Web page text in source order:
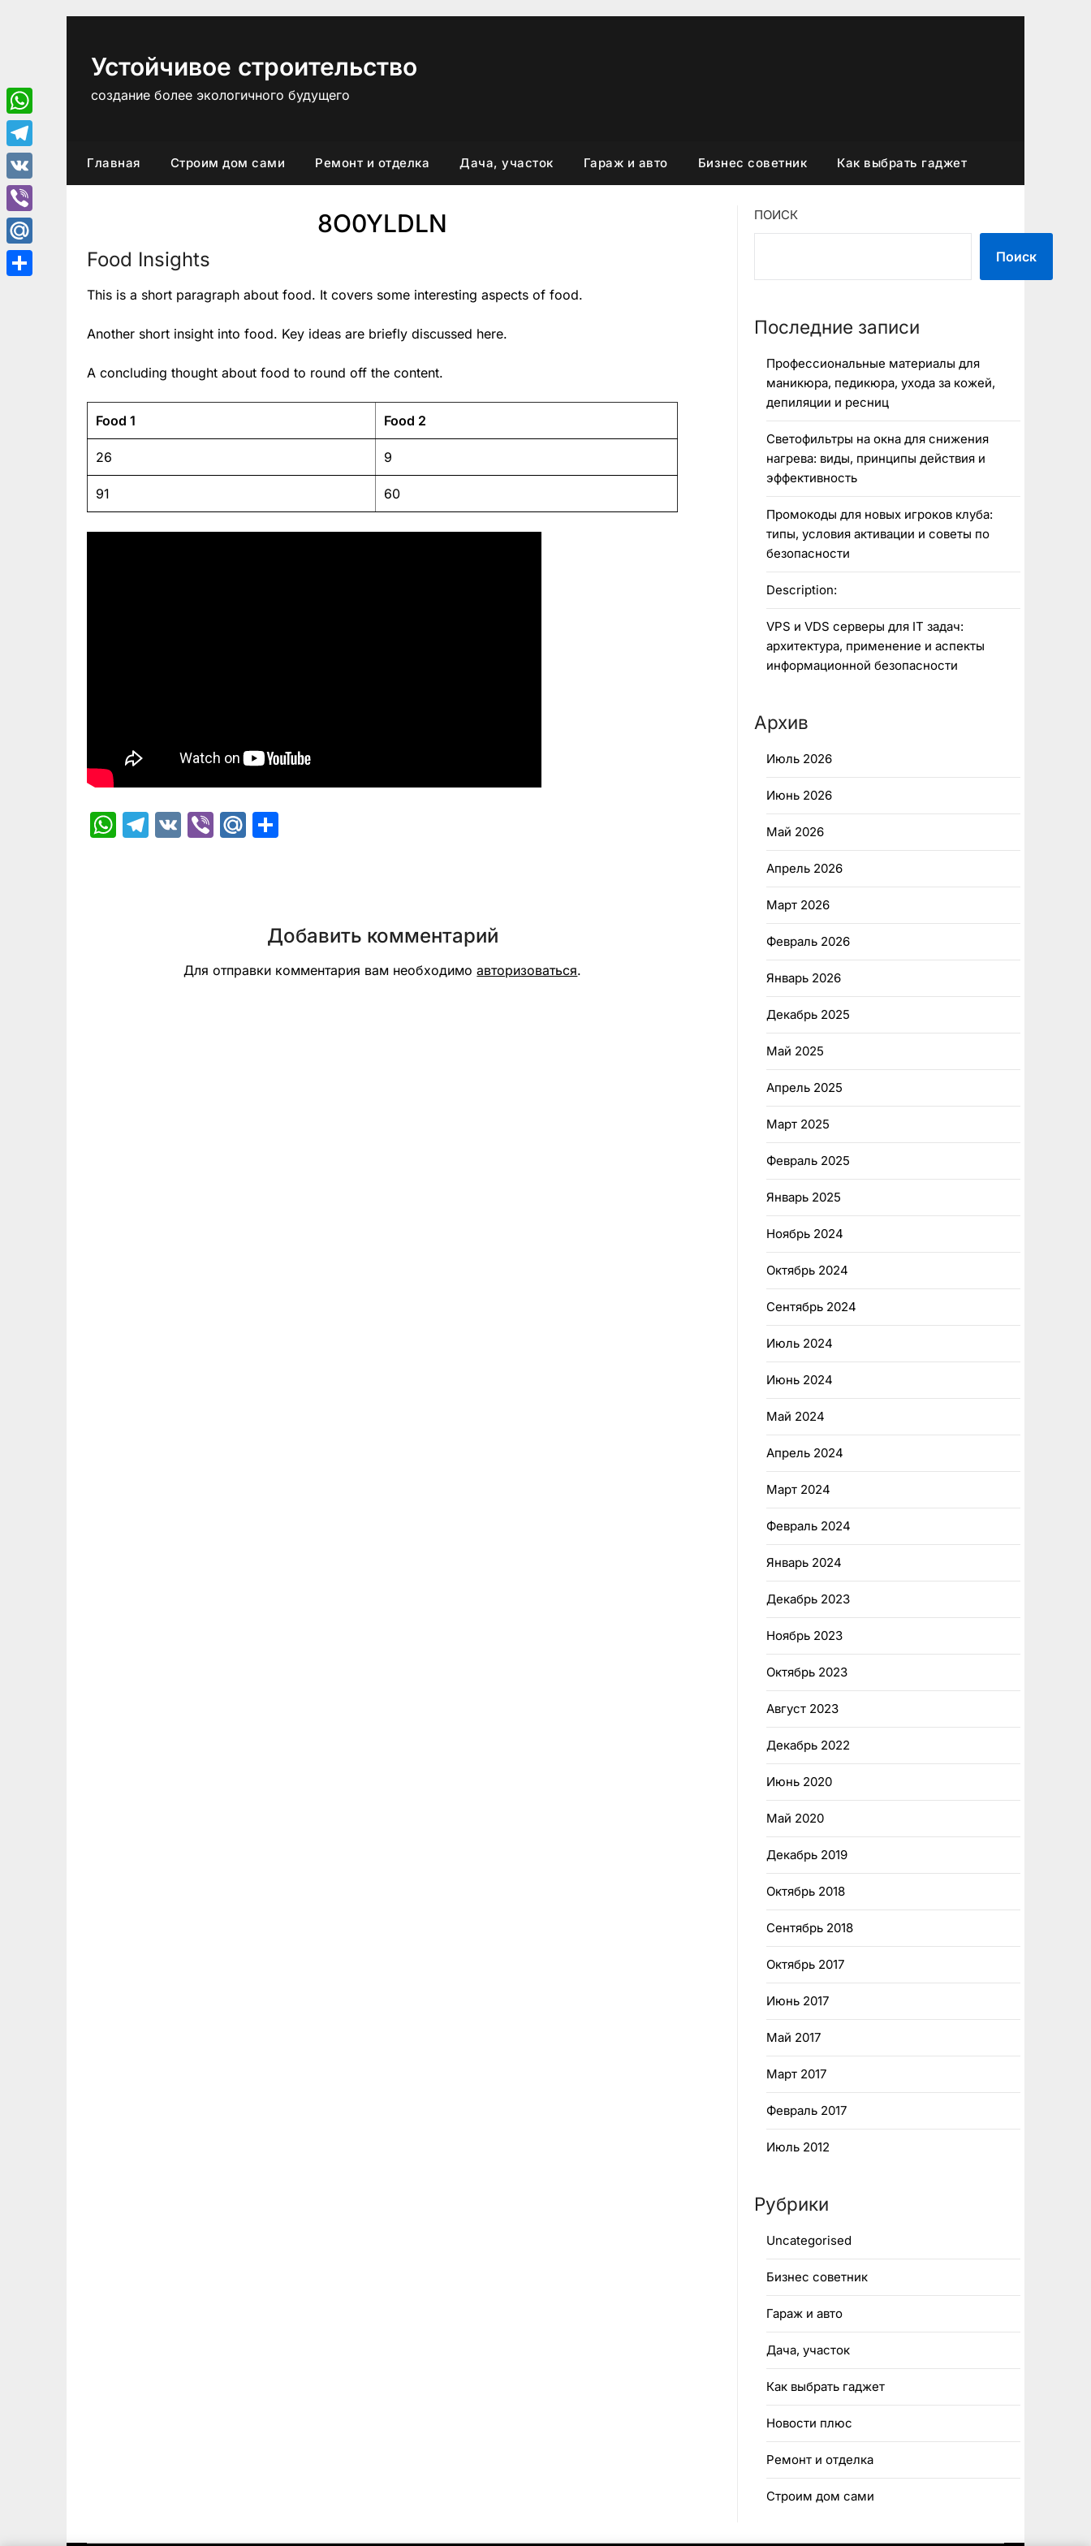
Устойчивое строительство
создание более экологичного будущего
Главная Строим дом сами Ремонт и отделка Дача, участок Гараж и авто Бизнес советник Как выбрать гаджет
8O0YLDLN
Food Insights
This is a short paragraph about food. It covers some interesting aspects of food.
Another short insight into food. Key ideas are briefly discussed here.
A concluding thought about food to round off the content.
Food 1 Food 2
26 9
91 60
WhatsApp
Telegram
VK ViberMail.Ru
Добавить комментарий
Для отправки комментария вам необходимоавторизоваться.
ПОИСК
Поиск
Последние записи
Профессиональные материалы для
маникюра, педикюра, ухода за кожей,
депиляции и ресниц
Светофильтры на окна для снижения
нагрева: виды, принципы действия и
эффективность
Промокоды для новых игроков клуба:
типы, условия активации и советы по
безопасности
Description:
VPS и VDS серверы для IT задач:
архитектура, применение и аспекты
информационной безопасности
Архив
Июль 2026
Июнь 2026
Май 2026
Апрель 2026
Март 2026
Февраль 2026
Январь 2026
Декабрь 2025
Май 2025
Апрель 2025
Март 2025
Февраль 2025
Январь 2025
Ноябрь 2024
Октябрь 2024
Сентябрь 2024
Июль 2024
Июнь 2024
Май 2024
Апрель 2024
Март 2024
Февраль 2024
Январь 2024
Декабрь 2023
Ноябрь 2023
Октябрь 2023
Август 2023
Декабрь 2022
Июнь 2020
Май 2020
Декабрь 2019
Октябрь 2018
Сентябрь 2018
Октябрь 2017
Июнь 2017
Май 2017
Март 2017
Февраль 2017
Июль 2012
Рубрики
Uncategorised
Бизнес советник
Гараж и авто
Дача, участок
Как выбрать гаджет
Новости плюс
Ремонт и отделка
Строим дом сами
WhatsApp
Telegram
VK
Viber
Mail.Ru